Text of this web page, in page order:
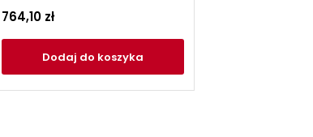
764,10 zł
Dodaj do koszyka